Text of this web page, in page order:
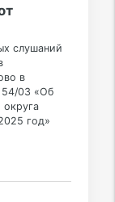
слушаний
в
03 «Об
год»